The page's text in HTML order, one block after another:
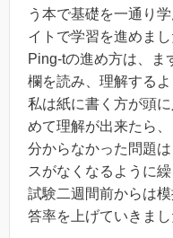
う本で基礎を一通り学
イトで学習を進めまし
Ping-tの進め方は、ま
欄を読み、理解するよ
私は紙に書く方が頭
めて理解が出来たら
分からなかった問題
スがなくなるように
試験二週間前からは
答率を上げていきまし